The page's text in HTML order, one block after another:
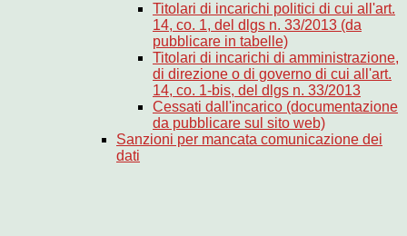
Titolari di incarichi politici di cui all'art.
14, co. 1, del dlgs n. 33/2013 (da
pubblicare in tabelle)
Titolari di incarichi di amministrazione,
di direzione o di governo di cui all'art.
14, co. 1-bis, del dlgs n. 33/2013
Cessati dall'incarico (documentazione
da pubblicare sul sito web)
Sanzioni per mancata comunicazione dei
dati